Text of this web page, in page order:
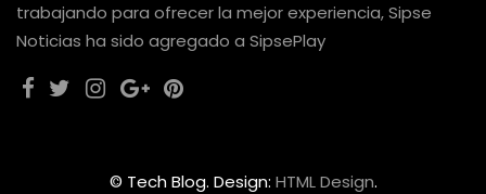
trabajando para ofrecer la mejor experiencia, Sipse
Noticias ha sido agregado a SipsePlay
© Tech Blog. Design: HTML Design.